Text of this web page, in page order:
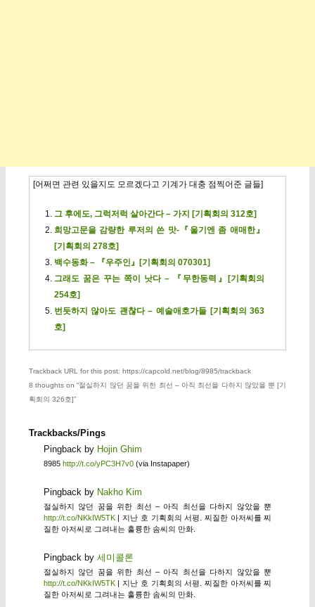
[어쩌면 관련 있을지도 모르겠다고 기계가 대충 점찍어준 글들]
그 후에도, 그럭저럭 살아간다 – 가지 [기획회의 312호]
희망고문을 감량한 루저의 쓴 맛-『울기엔 좀 애매한』
[기획회의 278호]
백수동화 – 『우주인』[기획회의 070301]
그래도 꿈은 꾸는 쪽이 낫다 – 『무한동력』[기획회의
254호]
번듯하지 않아도 괜찮다 – 예술애호가들 [기획회의 363
호]
Trackback URL for this post: https://capcold.net/blog/8985/trackback
8 thoughts on “절실하지 않던 꿈을 위한 최선 – 아직 최선을 다하지 않았을 뿐 [기
획회의 326호]”
Trackbacks/Pings
Pingback by Hojin Ghim
8985 http://t.co/yPC3H7v0(via Instapaper)
Pingback by Nakho Kim
절실하지 않던 꿈을 위한 최선 – 아직 최선을 다하지 않았을 뿐
http://t.co/NKkIW5TK| 지난 호 기획회의 서평. 찌질한 아저씨를 찌
질한 아저씨로 그려내는 훌륭한 솜씨의 만화.
Pingback by 세미콜론
절실하지 않던 꿈을 위한 최선 – 아직 최선을 다하지 않았을 뿐
http://t.co/NKkIW5TK| 지난 호 기획회의 서평. 찌질한 아저씨를 찌
질한 아저씨로 그려내는 훌륭한 솜씨의 만화.